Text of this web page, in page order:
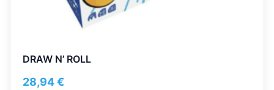
DRAW N’ ROLL
28,94€